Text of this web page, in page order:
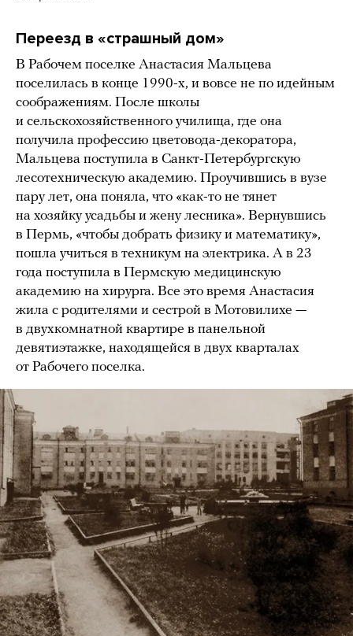
Переезд в «страшный дом»
В Рабочем поселке Анастасия Мальцева
поселилась в конце 1990-х, и вовсе не по идейным
соображениям. После школы
и сельскохозяйственного училища, где она
получила профессию цветовода-декоратора,
Мальцева поступила в Санкт-Петербургскую
лесотехническую академию. Проучившись в вузе
пару лет, она поняла, что «как-то не тянет
на хозяйку усадьбы и жену лесника». Вернувшись
в Пермь, «чтобы добрать физику и математику»,
пошла учиться в техникум на электрика. А в 23
года поступила в Пермскую медицинскую
академию на хирурга. Все это время Анастасия
жила с родителями и сестрой в Мотовилихе —
в двухкомнатной квартире в панельной
девятиэтажке, находящейся в двух кварталах
от Рабочего поселка.